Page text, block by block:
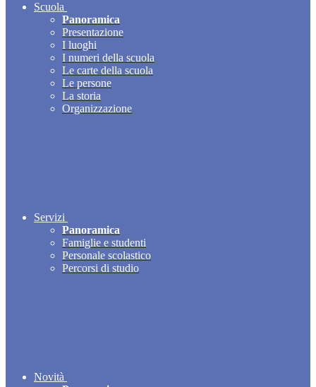
Scuola
Panoramica
Presentazione
I luoghi
I numeri della scuola
Le carte della scuola
Le persone
La storia
Organizzazione
Servizi
Panoramica
Famiglie e studenti
Personale scolastico
Percorsi di studio
Novità